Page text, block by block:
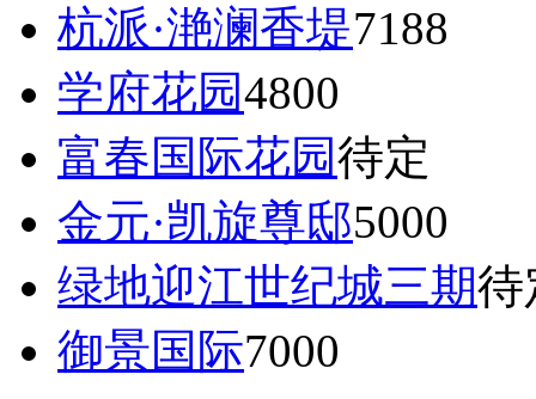
杭派·滟澜香堤7188
学府花园4800
富春国际花园待定
金元·凯旋尊邸5000
绿地迎江世纪城三期待
御景国际7000